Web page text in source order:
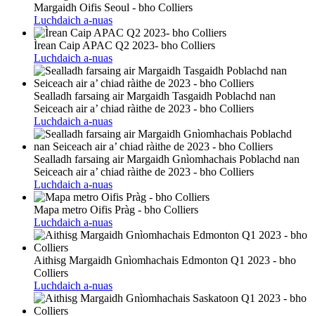
Margaidh Oifis Seoul - bho Colliers
Luchdaich a-nuas
Ìrean Caip APAC Q2 2023- bho Colliers
Luchdaich a-nuas
Sealladh farsaing air Margaidh Tasgaidh Poblachd nan
Seiceach air a’ chiad ràithe de 2023 - bho Colliers
Luchdaich a-nuas
Sealladh farsaing air Margaidh Gnìomhachais Poblachd nan
Seiceach air a’ chiad ràithe de 2023 - bho Colliers
Luchdaich a-nuas
Mapa metro Oifis Pràg - bho Colliers
Luchdaich a-nuas
Aithisg Margaidh Gnìomhachais Edmonton Q1 2023 - bho
Colliers
Luchdaich a-nuas